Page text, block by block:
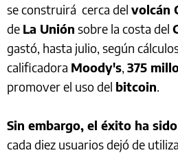
se construirá cerca del volcán
de La Unión sobre la costa del
gastó, hasta julio, según
calificadora Moody's, 375
promover el uso del bitcoin.
Sin embargo, el éxito ha
cada diez usuarios dejó de